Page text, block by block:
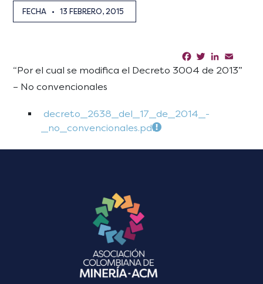
FECHA • 13 FEBRERO, 2015
Facebook
TwitterLinkedIn
“Por el cual se modifica el Decreto 3004 de 2013”
– No convencionales
decreto_2638_del_17_de_2014_-
_no_convencionales.pdf